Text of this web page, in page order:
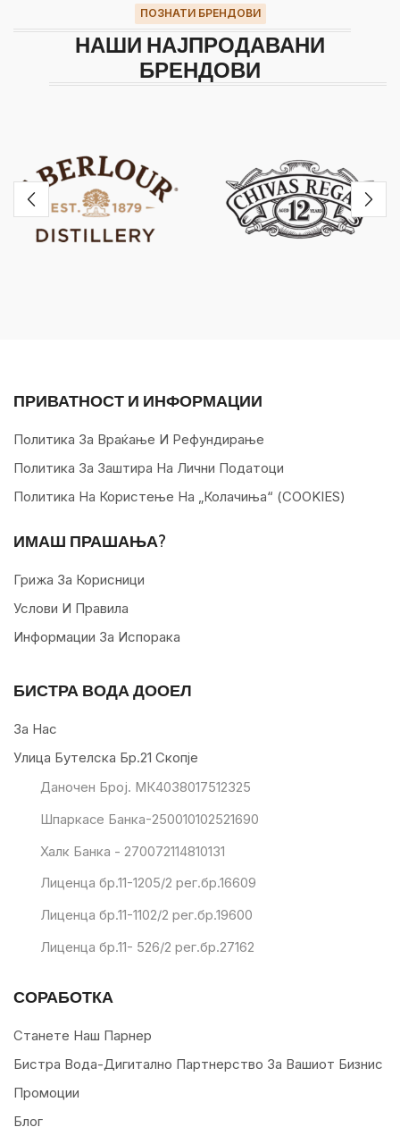
ПОЗНАТИ БРЕНДОВИ
НАШИ НАЈПРОДАВАНИ
БРЕНДОВИ
ПРИВАТНОСТ И ИНФОРМАЦИИ
Политика За Враќање И Рефундирање
Политика За Заштира На Лични Податоци
Политика На Користење На „колачиња“ (COOKIES)
ИМАШ ПРАШАЊА?
Грижа За Корисници
Услови И Правила
Информации За Испорака
БИСТРА ВОДА ДООЕЛ
За Нас
Улица Бутелска Бр.21 Скопје
Даночен Број. МК4038017512325
Шпаркасе Банка-250010102521690
Халк Банка - 270072114810131
Лиценца бр.11-1205/2 рег.бр.16609
Лиценца бр.11-1102/2 рег.бр.19600
Лиценца бр.11- 526/2 рег.бр.27162
СОРАБОТКА
Станете Наш Парнер
Бистра Вода-Дигитално Партнерство За Вашиот Бизнис
Промоции
Блог